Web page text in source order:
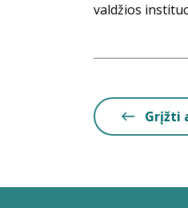
valdžios
Grįžti